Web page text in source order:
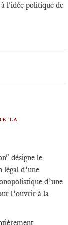
l'idée politique de
la
désigne le
légal d’une
d’une
l’ouvrir à la